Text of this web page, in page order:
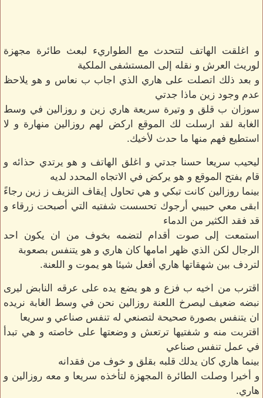
و اغلقت الهاتف لتتحدث مع الطواريء لبعث طائرة مجهزة
لوريث العرش و نقله إلى المستشفى الملكية
و بعد ذلك اتصلت على هاري الذي اجاب ب نعاس و هو يلاحظ
عدم وجود زين ماذا جدتي
سوزان ب قلق و وتيرة سريعة هاري زين و روزالين في وسط
الغابة لقد ارسلت لك الموقع اركض لهم روزالين منهارة و لا
استطيع فهم منها ما حدث لأخيك.
ليحيب سريعا حسنا جدتي و اغلق الهاتف و هو يرتدي حذائه و
قام بفتح الموقع و هو يركض في الاتجاه المحدد لديه
بينما روزالين كانت تبكي و هي تحاول إيقاف النزيف ز زين رجاءً
ابقى معي حبيبي أرجوك تحسست شفتيه التي أصبحت زرقاء و
قد فقد الكثير من الدماء
استمعت إلى صوت أقدام لتضمه بخوف من ان يكون احد
الرجال لكن الذي ظهر امامها كان هاري و هو يتنفس بصعوبة
لتردف بين شهقاتها هاري أفعل شيئا هو يموت و اللعنة.
اقترب من اخيه ب فزع و هو يضع يده على عرقه النابض ليرى
نبضه ضعيف ليصرخ اللعنة روزالين نحن في وسط الغابة نريده
ان يتنفس بصورة صحيحة لتصنعي له تنفس صناعي و سريعا
اقتربت منه و شفتيها ترتعش و وضعتها على خاصته و هي تبدأ
في عمل تنفس صناعي
بينما هاري كان يدلك قلبه بقلق و خوف من فقدانه
و أخيرا وصلت الطائرة المجهزة لتأخذه سريعا و معه روزالين و
هاري.